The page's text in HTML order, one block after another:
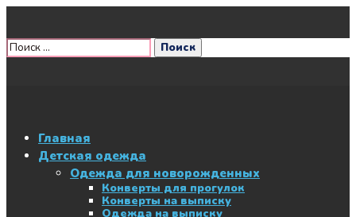
Главная
Детская одежда
Одежда для новорожденных
Конверты для прогулок
Конверты на выписку
Одежда на выписку